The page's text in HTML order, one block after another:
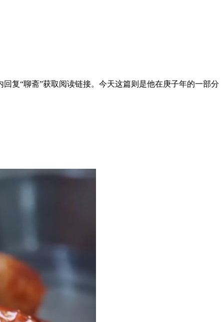
复“聊斋”获取阅读链接。今天这篇则是他在庚子年的一部分